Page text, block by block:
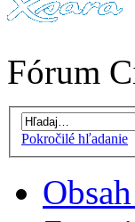
Fórum
Pokročilé hľadanie